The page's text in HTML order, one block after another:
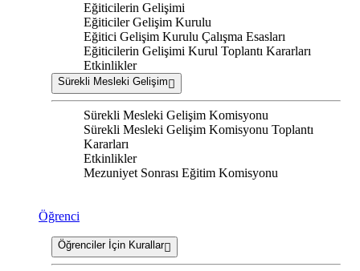
Eğiticilerin Gelişimi
Eğiticiler Gelişim Kurulu
Eğitici Gelişim Kurulu Çalışma Esasları
Eğiticilerin Gelişimi Kurul Toplantı Kararları
Etkinlikler
Sürekli Mesleki Gelişim
Sürekli Mesleki Gelişim Komisyonu
Sürekli Mesleki Gelişim Komisyonu Toplantı
Kararları
Etkinlikler
Mezuniyet Sonrası Eğitim Komisyonu
Öğrenci
Öğrenciler İçin Kurallar